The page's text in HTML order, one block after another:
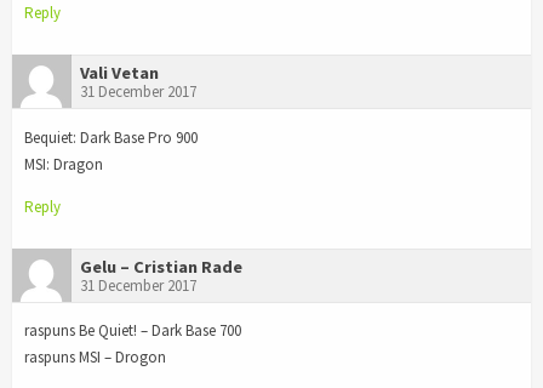
Reply
Vali Vetan
31 December 2017
Bequiet: Dark Base Pro 900
MSI: Dragon
Reply
Gelu – Cristian Rade
31 December 2017
raspuns Be Quiet! – Dark Base 700
raspuns MSI – Drogon